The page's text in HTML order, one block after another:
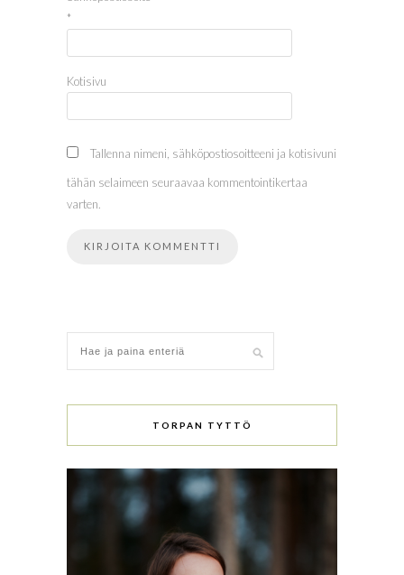
*
Kotisivu
Tallenna nimeni, sähköpostiosoitteeni ja kotisivuni
tähän selaimeen seuraavaa kommentointikertaa
varten.
TORPAN TYTTÖ